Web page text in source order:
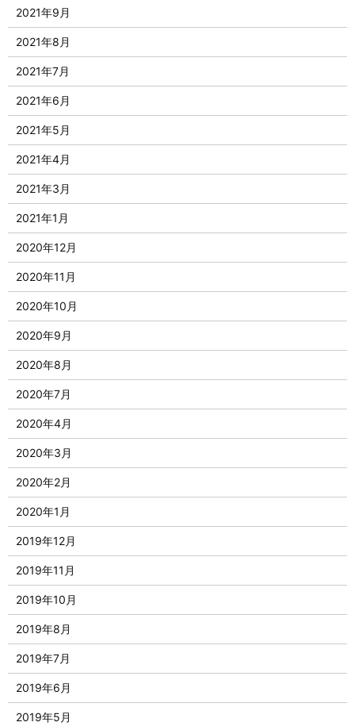
2021年9月
2021年8月
2021年7月
2021年6月
2021年5月
2021年4月
2021年3月
2021年1月
2020年12月
2020年11月
2020年10月
2020年9月
2020年8月
2020年7月
2020年4月
2020年3月
2020年2月
2020年1月
2019年12月
2019年11月
2019年10月
2019年8月
2019年7月
2019年6月
2019年5月